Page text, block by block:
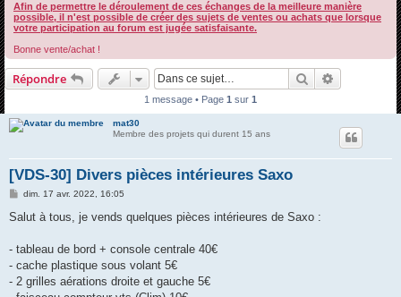
r
Afin de permettre le déroulement de ces échanges de la meilleure manière
possible, il n'est possible de créer des sujets de ventes ou achats que lorsque
votre participation au forum est jugée satisfaisante.
Bonne vente/achat !
Répondre RechercherRecherche
1 message • Page 1 sur 1
mat30
Membre des projets qui durent 15 ans
[VDS-30] Divers pièces intérieures Saxo
M
s
g
dim. 17 avr. 2022, 16:05
Salut à tous, je vends quelques pièces intérieures de Saxo :
- tableau de bord + console centrale 40€
- cache plastique sous volant 5€
- 2 grilles aérations droite et gauche 5€